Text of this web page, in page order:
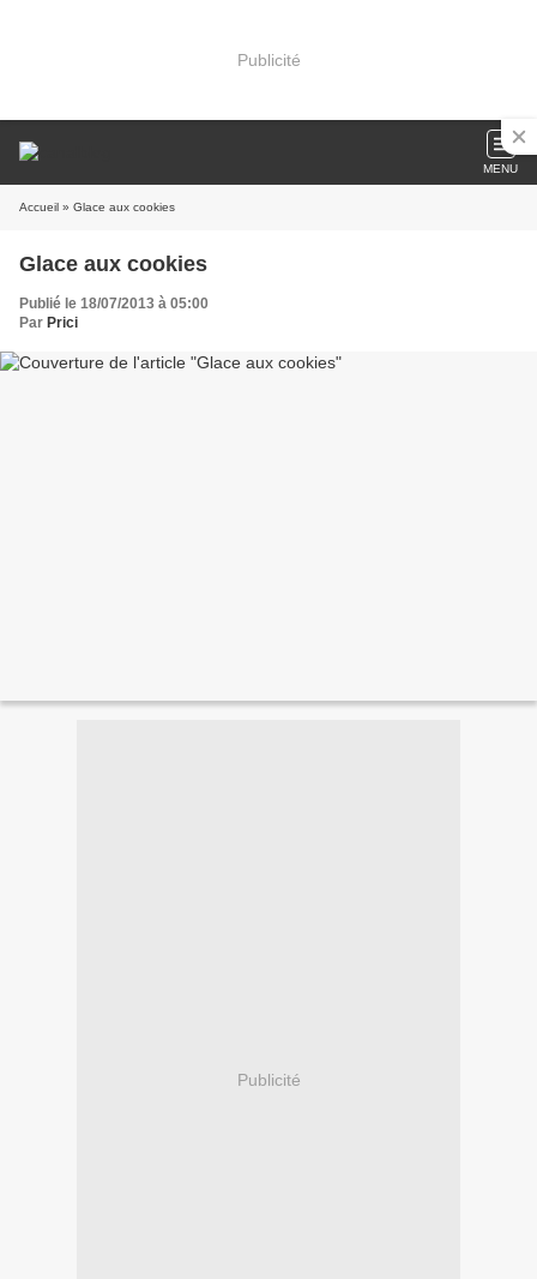
Publicité
MENU
Accueil » Glace aux cookies
Glace aux cookies
Publié le 18/07/2013 à 05:00
Par Prici
Publicité